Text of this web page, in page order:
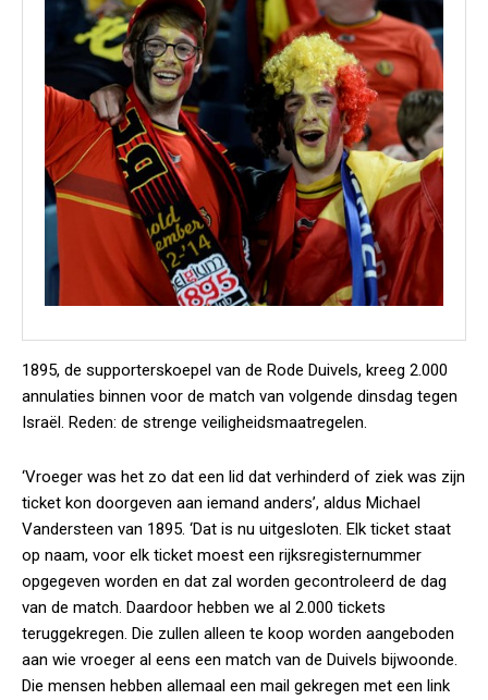
1895, de supporterskoepel van de Rode Duivels, kreeg 2.000
annulaties binnen voor de match van volgende dinsdag tegen
Israël. Reden: de strenge veiligheidsmaatregelen.
‘Vroeger was het zo dat een lid dat verhinderd of ziek was zijn
ticket kon doorgeven aan iemand anders’, aldus Michael
Vandersteen van 1895. ‘Dat is nu uitgesloten. Elk ticket staat
op naam, voor elk ticket moest een rijksregisternummer
opgegeven worden en dat zal worden gecontroleerd de dag
van de match. Daardoor hebben we al 2.000 tickets
teruggekregen. Die zullen alleen te koop worden aangeboden
aan wie vroeger al eens een match van de Duivels bijwoonde.
Die mensen hebben allemaal een mail gekregen met een link